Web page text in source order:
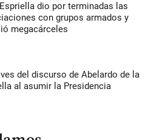
dio por terminadas las
con grupos armados y
megacárceles
del discurso de Abelardo de la
al asumir la Presidencia